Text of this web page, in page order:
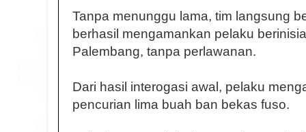
Tanpa menunggu lama, tim langsung
berhasil mengamankan pelaku
Palembang, tanpa perlawanan.
Dari hasil interogasi awal, pelaku
pencurian lima buah ban bekas fuso.